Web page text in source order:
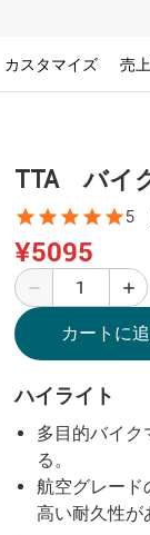
カスタマイズ 売
TTA バイ
5
¥5095
カートに
ハイライト
多目的バイク
る。
航空グレード
高い耐久性が